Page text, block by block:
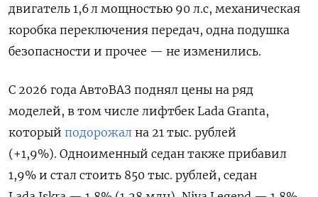
двигатель 1,6 л мощностью 90 л.с, механическая
коробка переключения передач, одна подушка
безопасности и прочее — не изменились.
С 2026 года АвтоВАЗ поднял цены на ряд
моделей, в том числе лифтбек Lada Granta,
который подорожал на 21 тыс. рублей
(+1,9%). Одноименный седан также прибавил
1,9% и стал стоить 850 тыс. рублей, седан